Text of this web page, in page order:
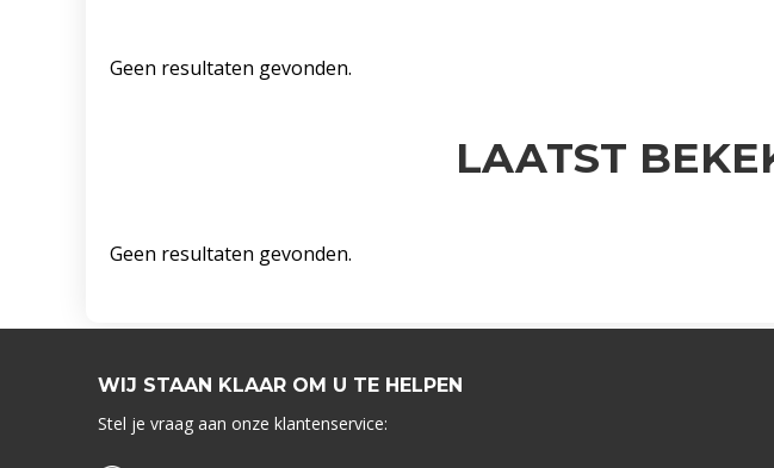
Geen resultaten gevonden.
LAATST
Geen resultaten gevonden.
WIJ STAAN KLAAR OM U TE HELPEN
Stel je vraag aan onze klantenservice: